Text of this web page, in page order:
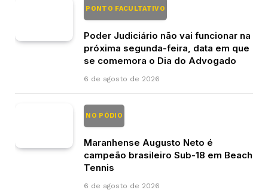
PONTO FACULTATIVO
Poder Judiciário não vai funcionar na
próxima segunda-feira, data em que
se comemora o Dia do Advogado
6 de agosto de 2026
NO PÓDIO
Maranhense Augusto Neto é
campeão brasileiro Sub-18 em Beach
Tennis
6 de agosto de 2026